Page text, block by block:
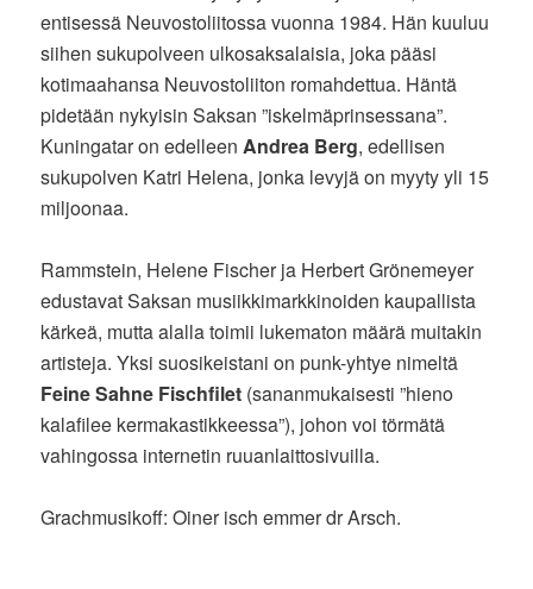
entisessä Neuvostoliitossa vuonna 1984. Hän kuuluu
siihen sukupolveen ulkosaksalaisia, joka pääsi
kotimaahansa Neuvostoliiton romahdettua. Häntä
pidetään nykyisin Saksan ”iskelmäprinsessana”.
Kuningatar on edelleenAndrea Berg, edellisen
sukupolven Katri Helena, jonka levyjä on myyty yli 15
miljoonaa.
Rammstein, Helene Fischer ja Herbert Grönemeyer
edustavat Saksan musiikkimarkkinoiden kaupallista
kärkeä, mutta alalla toimii lukematon määrä muitakin
artisteja. Yksi suosikeistani on punk-yhtye nimeltä
Feine Sahne Fischfilet (sananmukaisesti ”hieno
kalafilee kermakastikkeessa”), johon voi törmätä
vahingossa internetin ruuanlaittosivuilla.
Grachmusikoff: Oiner isch emmer dr Arsch.